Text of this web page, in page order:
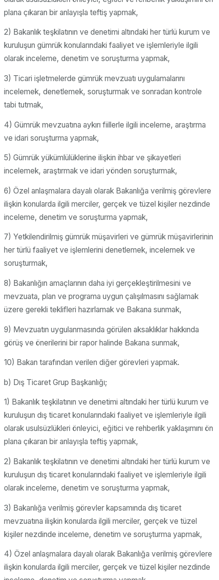
plana çıkaran bir anlayışla teftiş yapmak,
2) Bakanlık teşkilatının ve denetimi altındaki her türlü kurum ve
kuruluşun gümrük konularındaki faaliyet ve işlemleriyle ilgili
olarak inceleme, denetim ve soruşturma yapmak,
3) Ticari işletmelerde gümrük mevzuatı uygulamalarını
incelemek, denetlemek, soruşturmak ve sonradan kontrole
tabi tutmak,
4) Gümrük mevzuatına aykırı fiillerle ilgili inceleme, araştırma
ve idari soruşturma yapmak,
5) Gümrük yükümlülüklerine ilişkin ihbar ve şikayetleri
incelemek, araştırmak ve idari yönden soruşturmak,
6) Özel anlaşmalara dayalı olarak Bakanlığa verilmiş görevlere
ilişkin konularda ilgili merciler, gerçek ve tüzel kişiler nezdinde
inceleme, denetim ve soruşturma yapmak,
7) Yetkilendirilmiş gümrük müşavirleri ve gümrük müşavirlerinin
her türlü faaliyet ve işlemlerini denetlemek, incelemek ve
soruşturmak,
8) Bakanlığın amaçlarının daha iyi gerçekleştirilmesini ve
mevzuata, plan ve programa uygun çalışılmasını sağlamak
üzere gerekli teklifleri hazırlamak ve Bakana sunmak,
9) Mevzuatın uygulanmasında görülen aksaklıklar hakkında
görüş ve önerilerini bir rapor halinde Bakana sunmak,
10) Bakan tarafından verilen diğer görevleri yapmak.
b) Dış Ticaret Grup Başkanlığı;
1) Bakanlık teşkilatının ve denetimi altındaki her türlü kurum ve
kuruluşun dış ticaret konularındaki faaliyet ve işlemleriyle ilgili
olarak usulsüzlükleri önleyici, eğitici ve rehberlik yaklaşımını ön
plana çıkaran bir anlayışla teftiş yapmak,
2) Bakanlık teşkilatının ve denetimi altındaki her türlü kurum ve
kuruluşun dış ticaret konularındaki faaliyet ve işlemleriyle ilgili
olarak inceleme, denetim ve soruşturma yapmak,
3) Bakanlığa verilmiş görevler kapsamında dış ticaret
mevzuatına ilişkin konularda ilgili merciler, gerçek ve tüzel
kişiler nezdinde inceleme, denetim ve soruşturma yapmak,
4) Özel anlaşmalara dayalı olarak Bakanlığa verilmiş görevlere
ilişkin konularda ilgili merciler, gerçek ve tüzel kişiler nezdinde